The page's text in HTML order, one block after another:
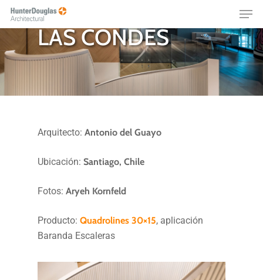
Skip
content
HOTEL NOVOTEL
LAS CONDES
Arquitecto:Antonio del Guayo
Ubicación:Santiago, Chile
Fotos:Aryeh Kornfeld
Producto:Quadrolines 30×15, aplicación
Baranda Escaleras